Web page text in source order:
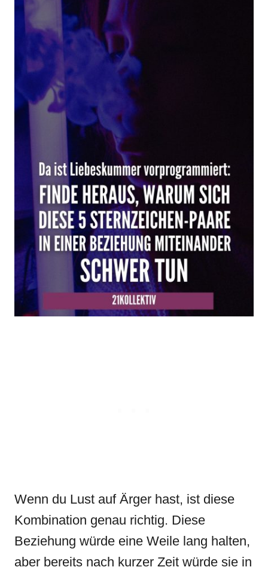
Wenn du Lust auf Ärger hast, ist diese
Kombination genau richtig. Diese
Beziehung würde eine Weile lang halten,
aber bereits nach kurzer Zeit würde sie in